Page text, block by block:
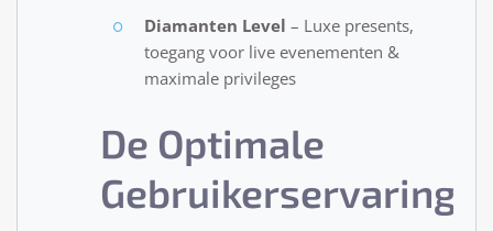
Diamanten Level – Luxe presents,
toegang voor live evenementen &
maximale privileges
De Optimale
Gebruikerservaring